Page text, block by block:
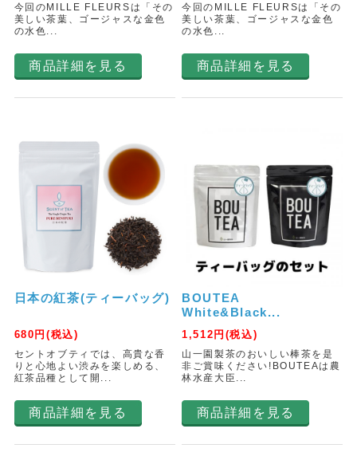
今回のMILLE FLEURSは「その
美しい茶葉、ゴージャスな金色
の水色...
商品詳細を見る
今回のMILLE FLEURSは「その
美しい茶葉、ゴージャスな金色
の水色...
商品詳細を見る
日本の紅茶(ティーバッグ)
680円(税込)
セントオブティでは、高貴な香
りと心地よい渋みを楽しめる、
紅茶品種として開...
商品詳細を見る
BOUTEA
White&Black...
1,512円(税込)
山一園製茶のおいしい棒茶を是
非ご賞味ください!BOUTEAは農
林水産大臣...
商品詳細を見る